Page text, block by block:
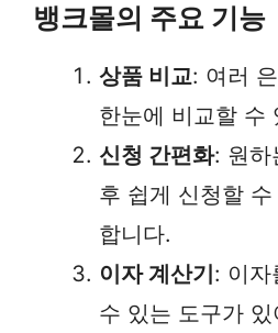
뱅크몰의 주요 기능
상품 비교: 여러
한눈에 비교할 수
신청 간편화: 원하
후 쉽게 신청할
합니다.
이자 계산기: 이자
수 있는 도구가